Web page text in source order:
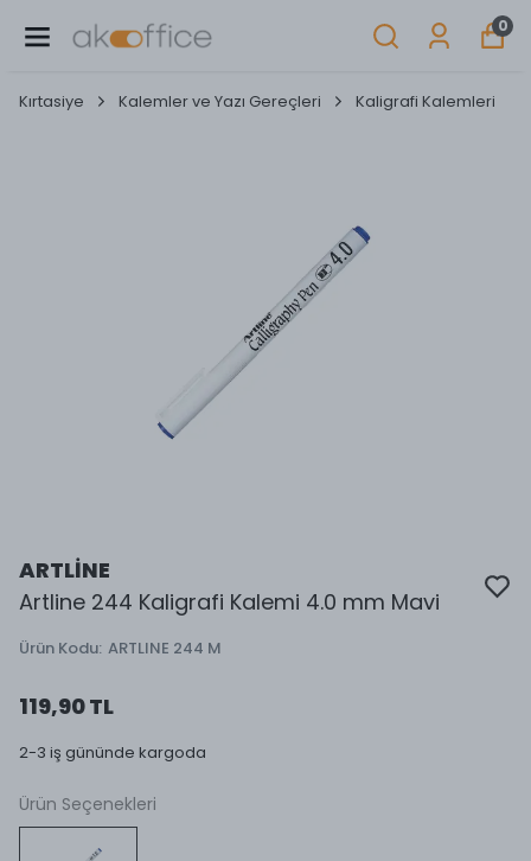
0
Kırtasiye Kalemler ve Yazı Gereçleri Kaligrafi Kalemleri
ARTLİNE
Artline 244 Kaligrafi Kalemi 4.0 mm Mavi
Ürün Kodu: ARTLINE 244 M
119,90 TL
2-3 iş gününde kargoda
Ürün Seçenekleri